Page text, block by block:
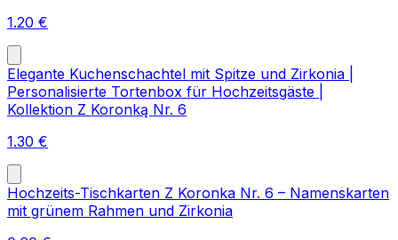
1.20 €
Elegante Kuchenschachtel mit Spitze und Zirkonia |
Personalisierte Tortenbox für Hochzeitsgäste |
Kollektion Z Koronką Nr. 6
1.30 €
Hochzeits-Tischkarten Z Koronka Nr. 6 – Namenskarten
mit grünem Rahmen und Zirkonia